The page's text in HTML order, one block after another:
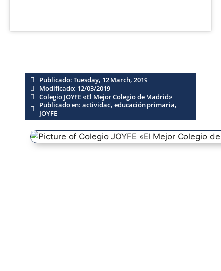
Publicado: Tuesday, 12 March, 2019
Modificado: 12/03/2019
Colegio JOYFE «El Mejor Colegio de Madrid»
Publicado en: actividad, educación primaria,
JOYFE